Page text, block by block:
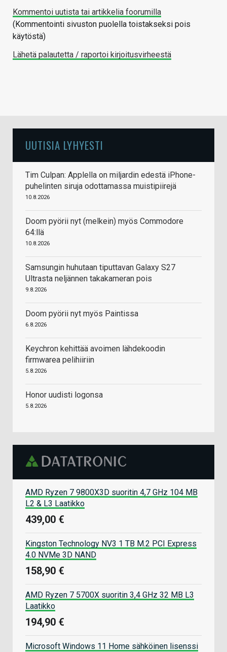
Kommentoi uutista tai artikkelia foorumilla
(Kommentointi sivuston puolella toistakseksi pois
käytöstä)
Lähetä palautetta / raportoi kirjoitusvirheestä
UUTISIA LYHYESTI
Tim Culpan: Applella on miljardin edestä iPhone-
puhelinten siruja odottamassa muistipiirejä
10.8.2026
Doom pyörii nyt (melkein) myös Commodore
64:llä
10.8.2026
Samsungin huhutaan tiputtavan Galaxy S27
Ultrasta neljännen takakameran pois
9.8.2026
Doom pyörii nyt myös Paintissa
6.8.2026
Keychron kehittää avoimen lähdekoodin
firmwarea pelihiiriin
5.8.2026
Honor uudisti logonsa
5.8.2026
AMD Ryzen 7 9800X3D suoritin 4,7 GHz 104 MB
L2 & L3 Laatikko
439,00 €
Kingston Technology NV3 1 TB M.2 PCI Express
4.0 NVMe 3D NAND
158,90 €
AMD Ryzen 7 5700X suoritin 3,4 GHz 32 MB L3
Laatikko
194,90 €
Microsoft Windows 11 Home sähköinen lisenssi